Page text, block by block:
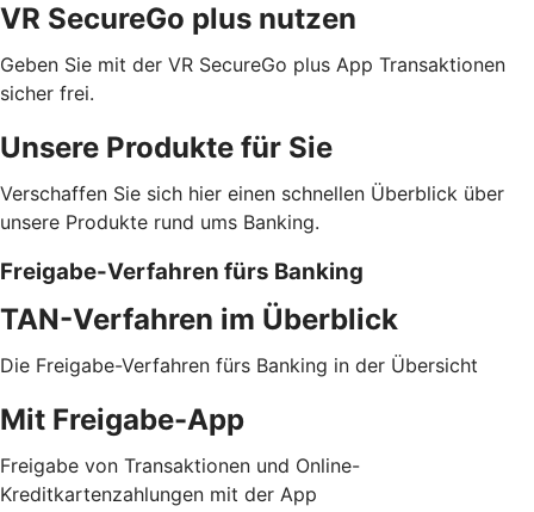
VR SecureGo plus nutzen
Geben Sie mit der VR SecureGo plus App Transaktionen
sicher frei.
Unsere Produkte für Sie
Verschaffen Sie sich hier einen schnellen Überblick über
unsere Produkte rund ums Banking.
Freigabe-Verfahren fürs Banking
TAN-Verfahren im Überblick
Die Freigabe-Verfahren fürs Banking in der Übersicht
Mit Freigabe-App
Freigabe von Transaktionen und Online-
Kreditkartenzahlungen mit der App